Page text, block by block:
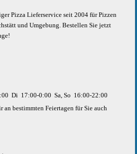
Pizza Lieferservice seit 2004 für Pizzen
und Umgebung. Bestellen Sie jetzt
Di 17:00-0:00 Sa, So 16:00-22:00
an bestimmten Feiertagen für Sie auch